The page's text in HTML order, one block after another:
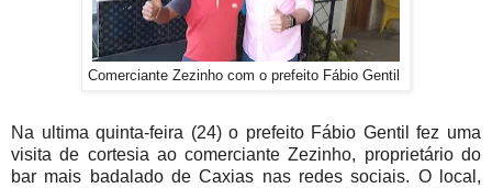
Comerciante Zezinho com o prefeito Fábio Gentil
Na ultima quinta-feira (24) o prefeito Fábio Gentil fez uma
visita de cortesia ao comerciante Zezinho, proprietário do
bar mais badalado de Caxias nas redes sociais. O local,